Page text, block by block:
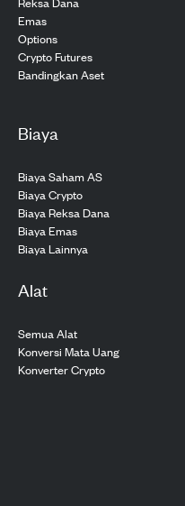
Emas
Options
Crypto Futures
Bandingkan Aset
Biaya
Biaya Saham AS
Biaya Crypto
Biaya Reksa Dana
Biaya Emas
Biaya Lainnya
Alat
Semua Alat
Konversi Mata Uang
Konverter Crypto